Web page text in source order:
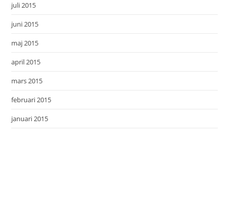
juli 2015
juni 2015
maj 2015
april 2015
mars 2015
februari 2015
januari 2015